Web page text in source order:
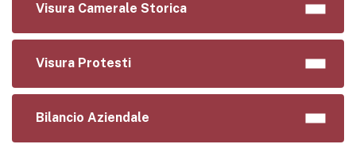
Visura Camerale Storica
Visura Protesti
Bilancio Aziendale